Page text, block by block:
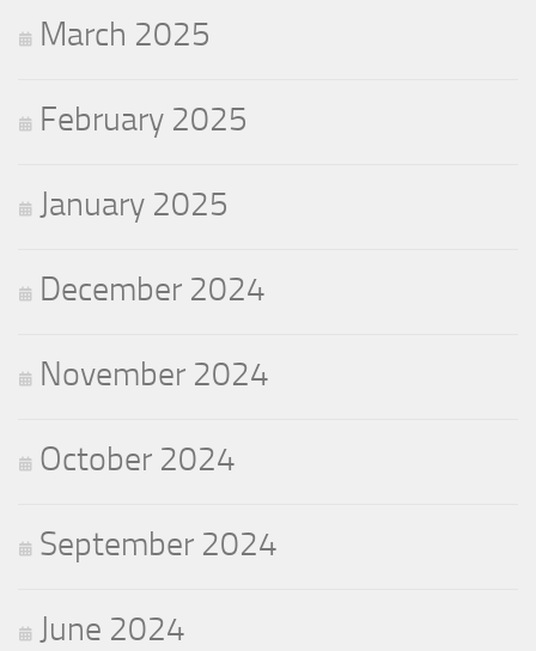
March 2025
February 2025
January 2025
December 2024
November 2024
October 2024
September 2024
June 2024